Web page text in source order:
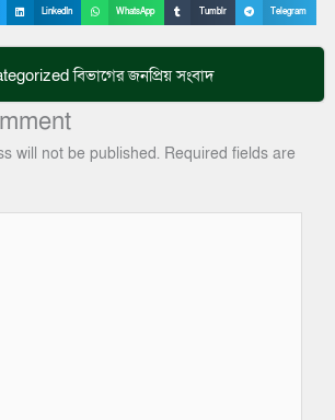
LinkedIn WhatsApp Tumblr Telegram
বিভাগের জনপ্রিয় সংবাদ
will not be published. Required fields are